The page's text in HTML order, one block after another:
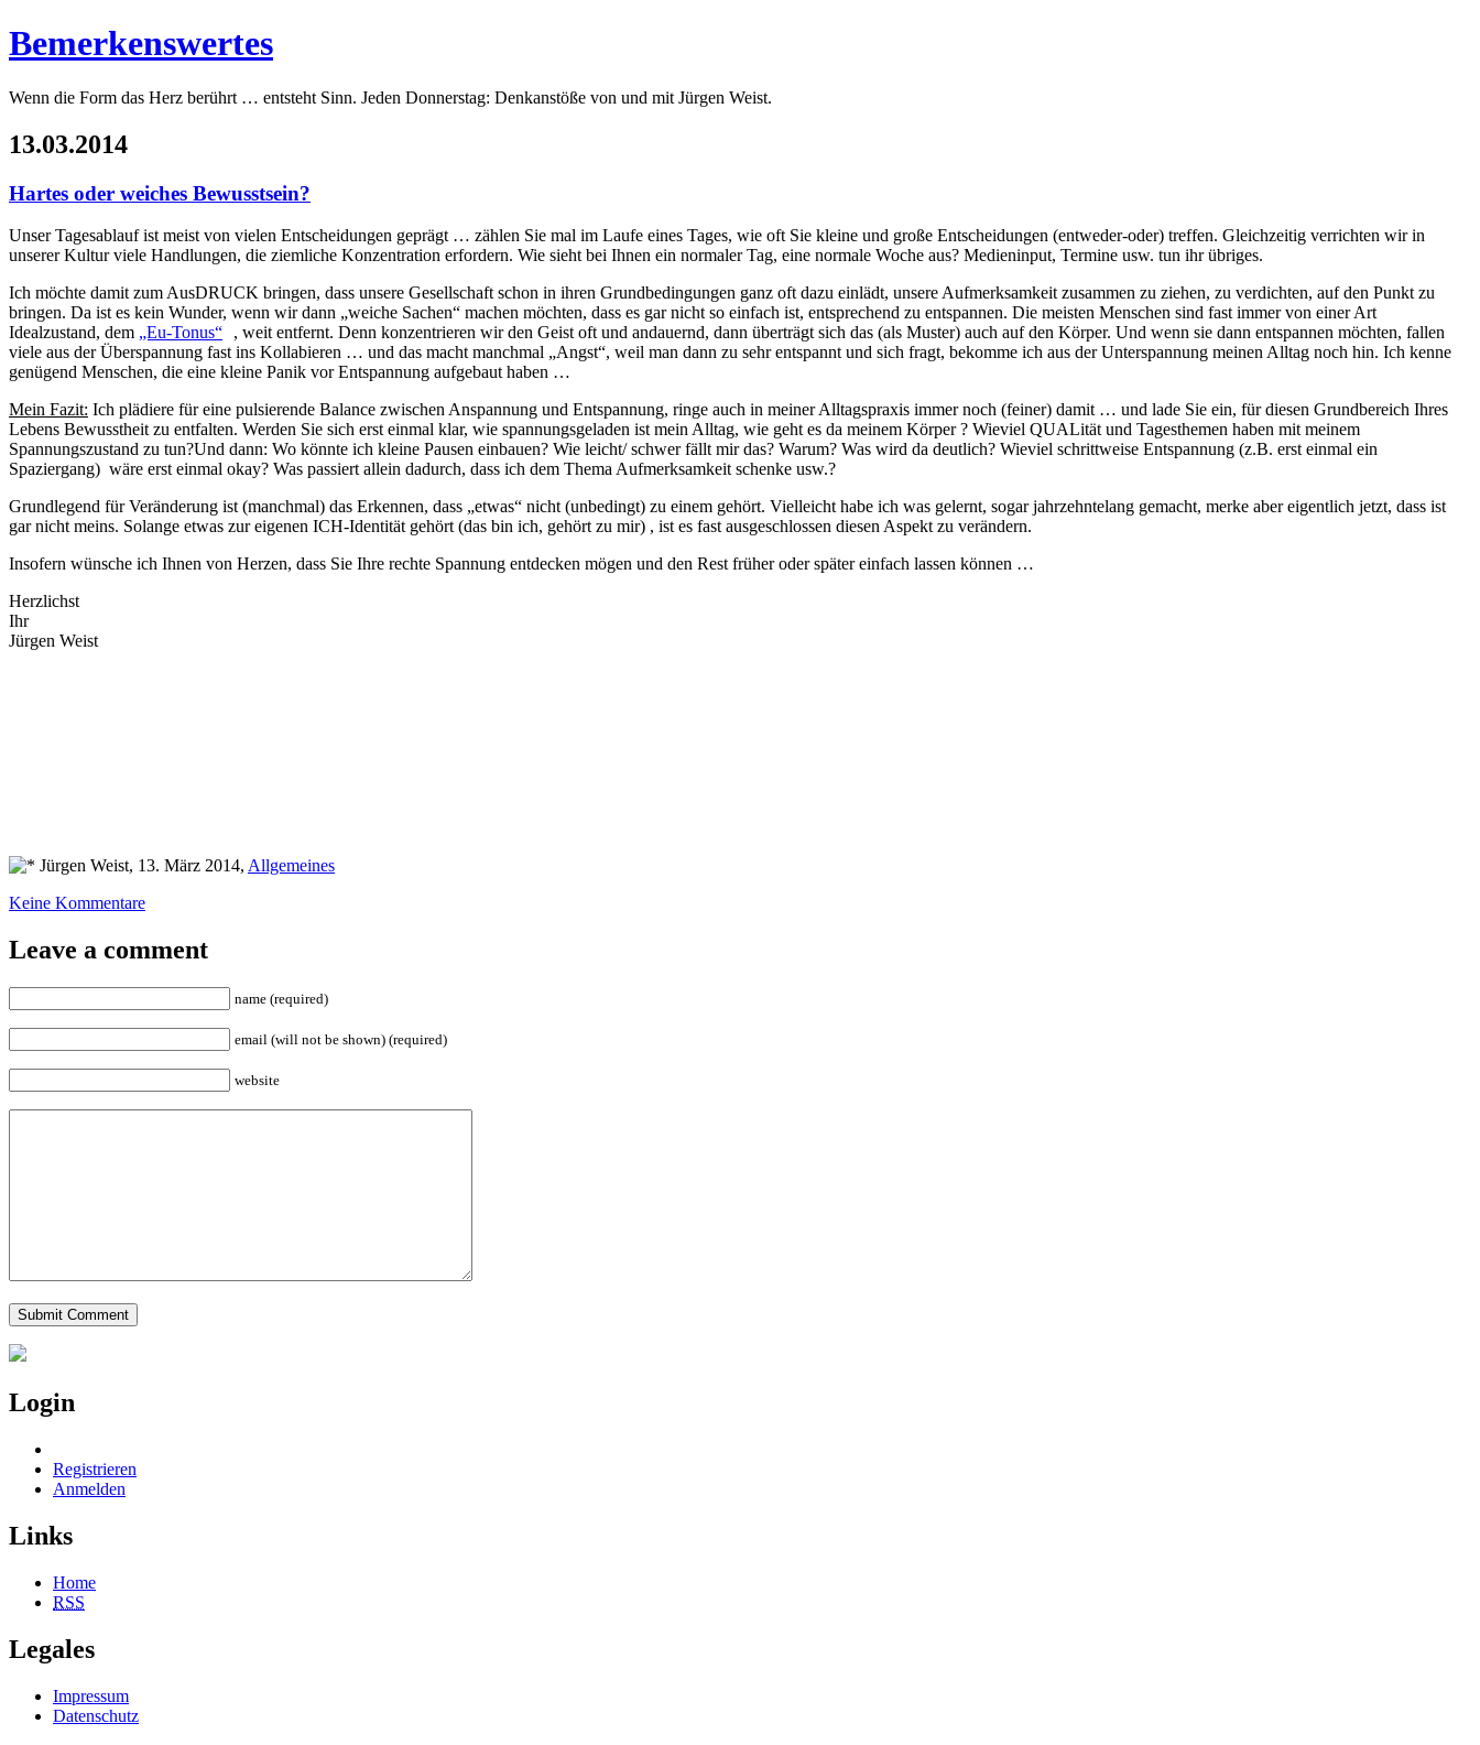
Bemerkenswertes
Wenn die Form das Herz berührt … entsteht Sinn. Jeden Donnerstag: Denkanstöße von und mit Jürgen Weist.
13.03.2014
Hartes oder weiches Bewusstsein?
Unser Tagesablauf ist meist von vielen Entscheidungen geprägt … zählen Sie mal im Laufe eines Tages, wie oft Sie kleine und große Entscheidungen (entweder-oder) treffen. Gleichzeitig verrichten wir in
unserer Kultur viele Handlungen, die ziemliche Konzentration erfordern. Wie sieht bei Ihnen ein normaler Tag, eine normale Woche aus? Medieninput, Termine usw. tun ihr übriges.
Ich möchte damit zum AusDRUCK bringen, dass unsere Gesellschaft schon in ihren Grundbedingungen ganz oft dazu einlädt, unsere Aufmerksamkeit zusammen zu ziehen, zu verdichten, auf den Punkt zu
bringen. Da ist es kein Wunder, wenn wir dann „weiche Sachen“ machen möchten, dass es gar nicht so einfach ist, entsprechend zu entspannen. Die meisten Menschen sind fast immer von einer Art
Idealzustand, dem „Eu-Tonus“
, weit entfernt. Denn konzentrieren wir den Geist oft und andauernd, dann überträgt sich das (als Muster) auch auf den Körper. Und wenn sie dann entspannen möchten, fallen
viele aus der Überspannung fast ins Kollabieren … und das macht manchmal „Angst“, weil man dann zu sehr entspannt und sich fragt, bekomme ich aus der Unterspannung meinen Alltag noch hin. Ich kenne
genügend Menschen, die eine kleine Panik vor Entspannung aufgebaut haben …
Mein Fazit: Ich plädiere für eine pulsierende Balance zwischen Anspannung und Entspannung, ringe auch in meiner Alltagspraxis immer noch (feiner) damit … und lade Sie ein, für diesen Grundbereich Ihres
Lebens Bewusstheit zu entfalten. Werden Sie sich erst einmal klar, wie spannungsgeladen ist mein Alltag, wie geht es da meinem Körper ? Wieviel QUALität und Tagesthemen haben mit meinem
Spannungszustand zu tun?Und dann: Wo könnte ich kleine Pausen einbauen? Wie leicht/ schwer fällt mir das? Warum? Was wird da deutlich? Wieviel schrittweise Entspannung (z.B. erst einmal ein
Spaziergang) wäre erst einmal okay? Was passiert allein dadurch, dass ich dem Thema Aufmerksamkeit schenke usw.?
Grundlegend für Veränderung ist (manchmal) das Erkennen, dass „etwas“ nicht (unbedingt) zu einem gehört. Vielleicht habe ich was gelernt, sogar jahrzehntelang gemacht, merke aber eigentlich jetzt, dass ist
gar nicht meins. Solange etwas zur eigenen ICH-Identität gehört (das bin ich, gehört zu mir) , ist es fast ausgeschlossen diesen Aspekt zu verändern.
Insofern wünsche ich Ihnen von Herzen, dass Sie Ihre rechte Spannung entdecken mögen und den Rest früher oder später einfach lassen können …
Herzlichst
Ihr
Jürgen Weist
Jürgen Weist, 13. März 2014, Allgemeines
Keine Kommentare
Leave a comment
name (required)
email (will not be shown) (required)
website
Login
Registrieren
Anmelden
Links
Home
RSS
Legales
Impressum
Datenschutz